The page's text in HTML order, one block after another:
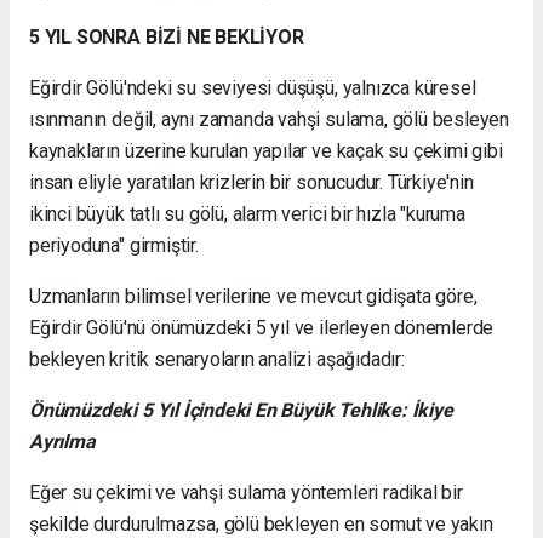
5 YIL SONRA BİZİ NE BEKLİYOR
Eğirdir Gölü'ndeki su seviyesi düşüşü, yalnızca küresel
ısınmanın değil, aynı zamanda vahşi sulama, gölü besleyen
kaynakların üzerine kurulan yapılar ve kaçak su çekimi gibi
insan eliyle yaratılan krizlerin bir sonucudur. Türkiye'nin
ikinci büyük tatlı su gölü, alarm verici bir hızla "kuruma
periyoduna" girmiştir.
Uzmanların bilimsel verilerine ve mevcut gidişata göre,
Eğirdir Gölü'nü önümüzdeki 5 yıl ve ilerleyen dönemlerde
bekleyen kritik senaryoların analizi aşağıdadır:
Önümüzdeki 5 Yıl İçindeki En Büyük Tehlike: İkiye
Ayrılma
Eğer su çekimi ve vahşi sulama yöntemleri radikal bir
şekilde durdurulmazsa, gölü bekleyen en somut ve yakın